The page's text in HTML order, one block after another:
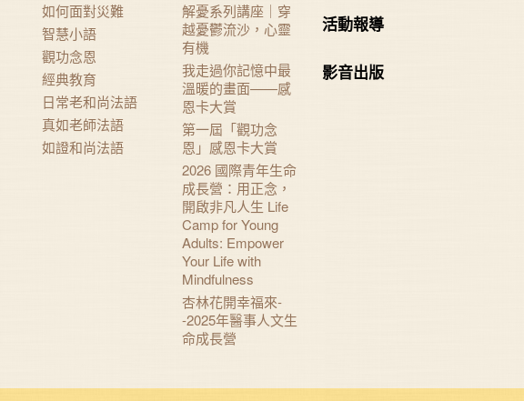
如何面對災難
智慧小語
觀功念恩
經典教育
日常老和尚法語
真如老師法語
如證和尚法語
解憂系列講座｜穿
越憂鬱流沙，心靈
有機
我走過你記憶中最
溫暖的畫面——感
恩卡大賞
第一屆「觀功念
恩」感恩卡大賞
2026 國際青年生命
成長營：用正念，
開啟非凡人生 Life
Camp for Young
Adults: Empower
Your Life with
Mindfulness
杏林花開幸福來-
-2025年醫事人文生
命成長營
活動報導
影音出版